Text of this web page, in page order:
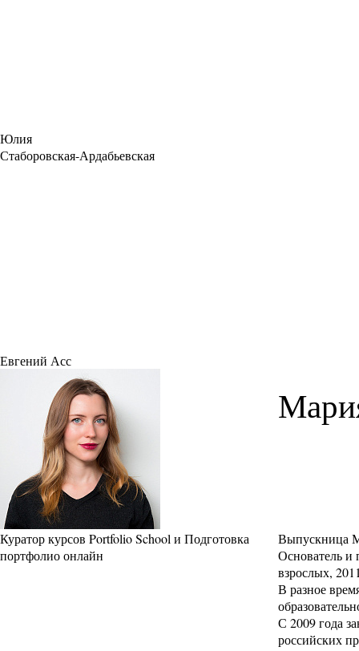
Юлия
Стаборовская-Ардабьевская
Евгений Асс
Куратор курсов Portfolio School и Подготовка
портфолио онлайн
Выпускница
Основатель и
взрослых,
В разное
С 2009 года
российских